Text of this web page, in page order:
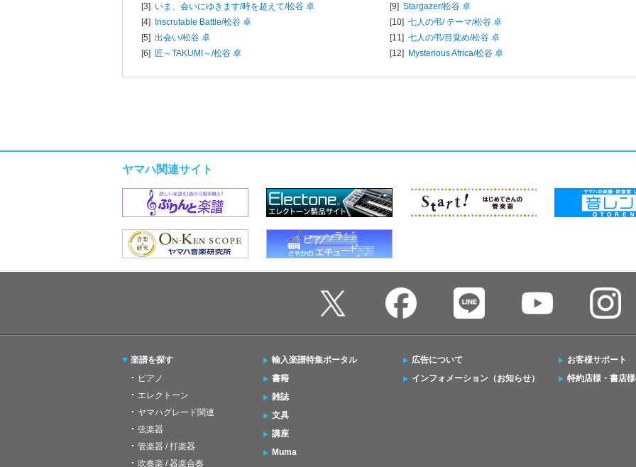
[3] いま、会いにゆきます/時を超えて/松谷 卓
[4] Inscrutable Battle/松谷 卓
[5] 出会い/松谷 卓
[6] 匠～TAKUMI～/松谷 卓
[9] Stargazer/松谷 卓
[10] 七人の弔/ テーマ/松谷 卓
[11] 七人の弔/目覚め/松谷 卓
[12] Mysterious Africa/松谷 卓
ヤマハ関連サイト
楽譜を探す
ピアノ
エレクトーン
ヤマハグレード関連
弦楽器
管楽器 / 打楽器
吹奏楽 / 器楽合奏
輸入楽譜特集ポータル
書籍
雑誌
文具
講座
Muma
広告について
インフォメーション（お知らせ）
お客様サポート
特約店様・書店